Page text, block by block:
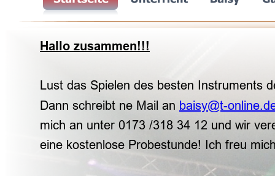
Hallo zusammen!!!
Lust das Spielen des besten Instruments
Dann schreibt ne Mail an baisy@t-
mich an unter 0173 /318 34 12 und wir
eine kostenlose Probestunde! Ich freu